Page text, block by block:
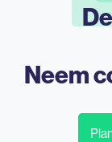
Neem